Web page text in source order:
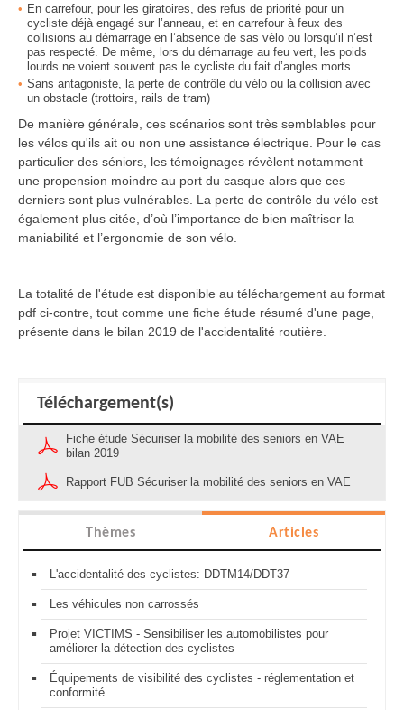
En carrefour, pour les giratoires, des refus de priorité pour un
cycliste déjà engagé sur l’anneau, et en carrefour à feux des
collisions au démarrage en l’absence de sas vélo ou lorsqu’il n’est
pas respecté. De même, lors du démarrage au feu vert, les poids
lourds ne voient souvent pas le cycliste du fait d’angles morts.
Sans antagoniste, la perte de contrôle du vélo ou la collision avec
un obstacle (trottoirs, rails de tram)
De manière générale, ces scénarios sont très semblables pour
les vélos qu'ils ait ou non une assistance électrique. Pour le cas
particulier des séniors, les témoignages révèlent notamment
une propension moindre au port du casque alors que ces
derniers sont plus vulnérables. La perte de contrôle du vélo est
également plus citée, d’où l’importance de bien maîtriser la
maniabilité et l’ergonomie de son vélo.
La totalité de l'étude est disponible au téléchargement au format
pdf ci-contre, tout comme une fiche étude résumé d'une page,
présente dans le bilan 2019 de l'accidentalité routière.
Téléchargement(s)
Fiche étude Sécuriser la mobilité des seniors en VAE
bilan 2019
Rapport FUB Sécuriser la mobilité des seniors en VAE
Thèmes Articles
L'accidentalité des cyclistes: DDTM14/DDT37
Les véhicules non carrossés
Projet VICTIMS - Sensibiliser les automobilistes pour
améliorer la détection des cyclistes
Équipements de visibilité des cyclistes - réglementation et
conformité